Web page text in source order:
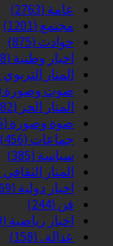
عامة (2763)
مجتمع (1201)
حوادث (875)
اخبار وطنية (808)
المنار التربوي
صوت وصورة
المنار الحر (482)
صوة وصورة (465)
جماعات (456)
سياسة (385)
المنار الثقافي
اخبار دولية (269)
فن (244)
اخبار رياضية (219)
عدالة.. (158)